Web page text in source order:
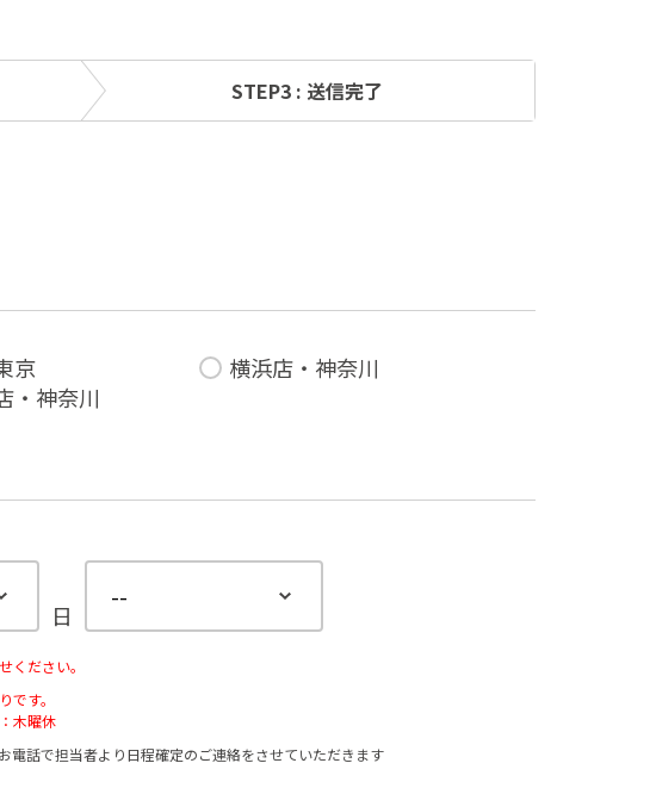
STEP3 : 送信完了
京
横浜店・神奈川
・神奈川
日
ださい。
す。
木曜休
話で担当者より⽇程確定のご連絡をさせていただきます